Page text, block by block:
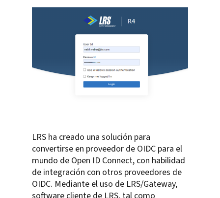
LRS ha creado una solución para
convertirse en proveedor de OIDC para el
mundo de Open ID Connect, con habilidad
de integración con otros proveedores de
OIDC. Mediante el uso de LRS/Gateway,